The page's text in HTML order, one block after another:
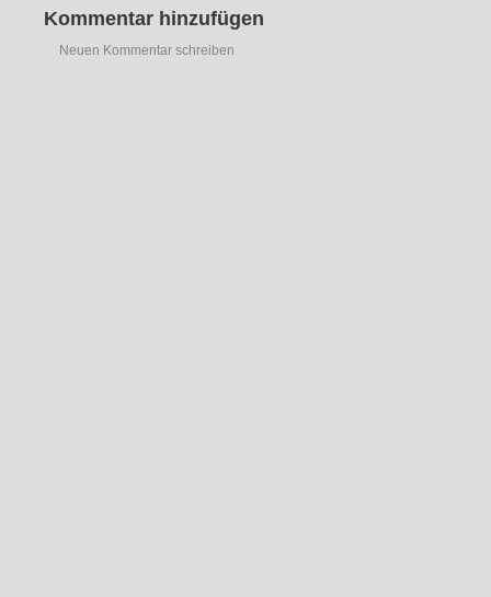
Kommentar hinzufügen
Neuen Kommentar schreiben